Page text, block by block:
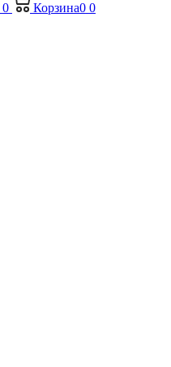
0 Корзина0 0